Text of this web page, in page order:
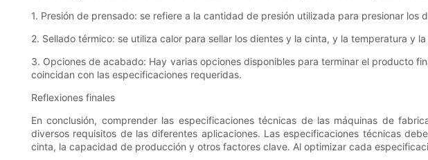
1. Presión de prensado: se refiere a la cantidad de presión utilizada para presionar
2. Sellado térmico: se utiliza calor para sellar los dientes y la cinta, y la temperatura y
3. Opciones de acabado: Hay varias opciones disponibles para terminar el producto
coincidan con las especificaciones requeridas.
Reflexiones finales
En conclusión, comprender las especificaciones técnicas de las máquinas de
diversos requisitos de las diferentes aplicaciones. Las especificaciones técnicas
cinta, la capacidad de producción y otros factores clave. Al optimizar cada